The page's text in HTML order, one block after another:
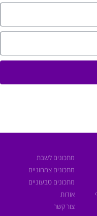
מתכונים לשבת
מתכונים צמחוניים
מתכונים טבעוניים
אודות
צור קשר